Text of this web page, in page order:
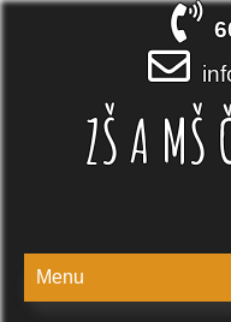
Skip
ZŠ A MŠ
Menu